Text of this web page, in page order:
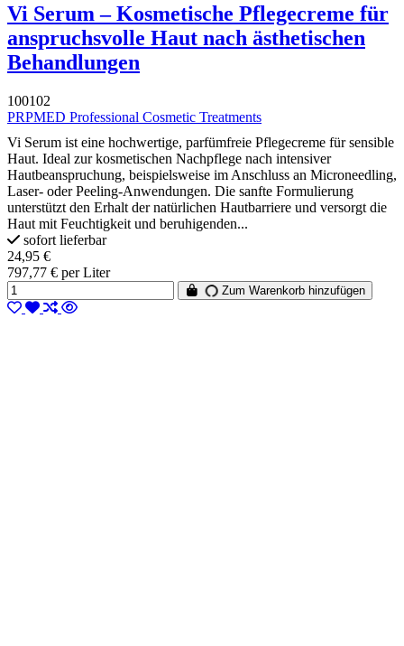
Vi Serum – Kosmetische Pflegecreme für
anspruchsvolle Haut nach ästhetischen
Behandlungen
100102
PRPMED Professional Cosmetic Treatments
Vi Serum ist eine hochwertige, parfümfreie Pflegecreme für sensible
Haut. Ideal zur kosmetischen Nachpflege nach intensiver
Hautbeanspruchung, beispielsweise im Anschluss an Microneedling,
Laser- oder Peeling-Anwendungen. Die sanfte Formulierung
unterstützt den Erhalt der natürlichen Hautbarriere und versorgt die
Haut mit Feuchtigkeit und beruhigenden...
sofort lieferbar
24,95 €
797,77 € per Liter
Zum Warenkorb hinzufügen